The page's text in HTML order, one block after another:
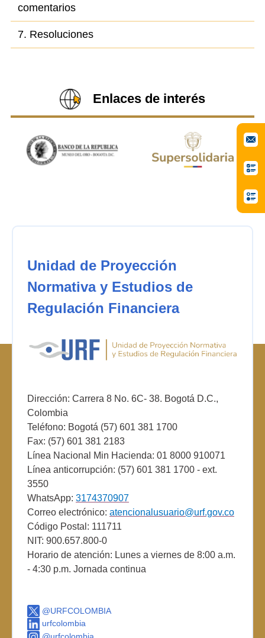
comentarios
7. Resoluciones
Enlaces de interés
Unidad de Proyección
Normativa y Estudios de
Regulación Financiera
Dirección: Carrera 8 No. 6C- 38. Bogotá D.C.,
Colombia
Teléfono: Bogotá (57) 601 381 1700
Fax: (57) 601 381 2183
Línea Nacional Min Hacienda: 01 8000 910071
Línea anticorrupción: (57) 601 381 1700 - ext.
3550
WhatsApp: 3174370907
Correo electrónico: atencionalusuario@urf.gov.co
Código Postal: 111711
NIT: 900.657.800-0
Horario de atención: Lunes a viernes de 8:00 a.m.
- 4:30 p.m. Jornada continua
@URFCOLOMBIA
urfcolombia